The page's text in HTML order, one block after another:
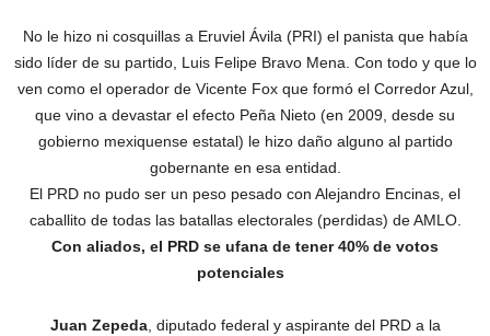
No le hizo ni cosquillas a Eruviel Ávila (PRI) el panista que había
sido líder de su partido, Luis Felipe Bravo Mena. Con todo y que lo
ven como el operador de Vicente Fox que formó el Corredor Azul,
que vino a devastar el efecto Peña Nieto (en 2009, desde su
gobierno mexiquense estatal) le hizo daño alguno al partido
gobernante en esa entidad.
El PRD no pudo ser un peso pesado con Alejandro Encinas, el
caballito de todas las batallas electorales (perdidas) de AMLO.
Con aliados, el PRD se ufana de tener 40% de votos
potenciales
Juan Zepeda, diputado federal y aspirante del PRD a la